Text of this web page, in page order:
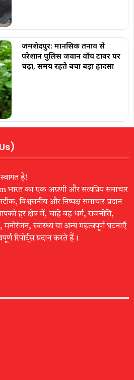
जमशेदपुर: मानसिक तनाव से
परेशान पुलिस जवान वॉच टावर पर
चढ़ा, समय रहते बचा बड़ा हादसा
है!
का एक अग्रणी और सत्यप्रिय समाचार
विश्वसनीय और निष्पक्ष समाचार प्रदान
हर क्षेत्र में, चाहे वह धर्म, राजनीति,
स्वास्थ्य या अन्य महत्वपूर्ण घटनाएँ
रिपोर्ट्स प्रदान करते हैं।